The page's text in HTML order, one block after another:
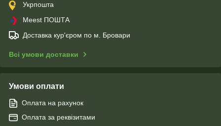
Укрпошта
Meest ПОШТА
Доставка кур'єром по м. Бровари
Всі умови доставки
Умови оплати
Оплата на рахунок
Оплата за реквізитами